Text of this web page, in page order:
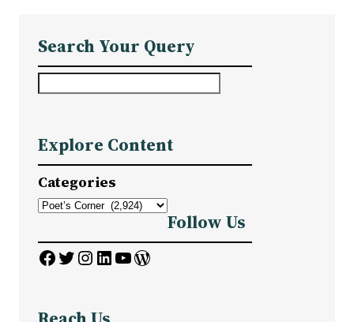
Search Your Query
r
c
h
Explore Content
Categories
Follow Us
Facebook Twitter InstagramLinkedIn YouTube WordPress